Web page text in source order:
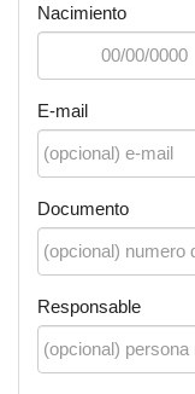
Nacimiento
E-mail
Documento
Responsable